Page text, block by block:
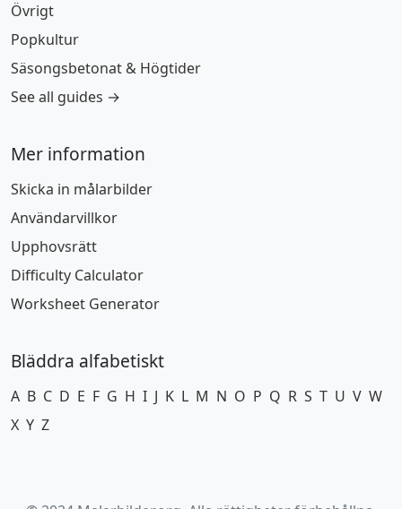
Övrigt
Popkultur
Säsongsbetonat & Högtider
See all guides →
Mer information
Skicka in målarbilder
Användarvillkor
Upphovsrätt
Difficulty Calculator
Worksheet Generator
Bläddra alfabetiskt
A B C D E F G H I J K L M N O P Q R S T U V W
X Y Z